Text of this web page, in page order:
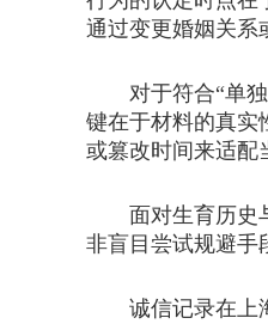
通过变更婚姻关系
对于符合“单独
键在于材料的真实
或篡改时间来适配
面对生育历史与
非盲目尝试规避手
诚信记录在上海